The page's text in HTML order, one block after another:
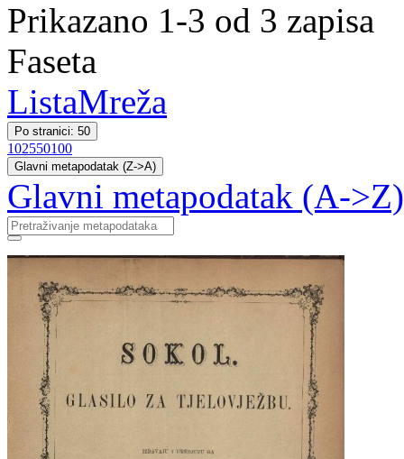
Prikazano 1-3 od 3 zapisa
Faseta
ListaMreža
Po stranici: 50
102550100
Glavni metapodatak (Z->A)
Glavni metapodatak (A->Z)